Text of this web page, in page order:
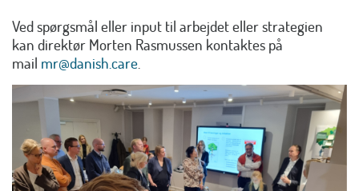
Ved spørgsmål eller input til arbejdet eller strategien
kan direktør Morten Rasmussen kontaktes på
mail mr@danish.care.